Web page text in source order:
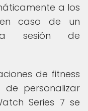
a los
caso de un
sesión de
de fitness
personalizar
Series 7 se